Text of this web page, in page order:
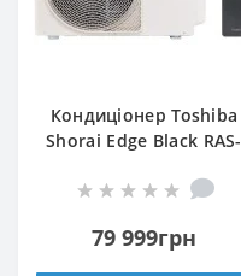
Кондиціонер Toshiba
Shorai Edge Blaсk RAS-
22J2AVSG-E1
79 999грн